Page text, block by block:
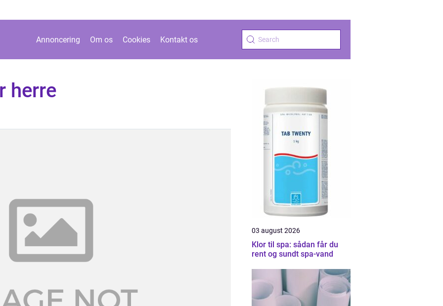
Annoncering Om os Cookies Kontakt os
herre
03 august 2026
Klor til spa: sådan får du
rent og sundt spa-vand